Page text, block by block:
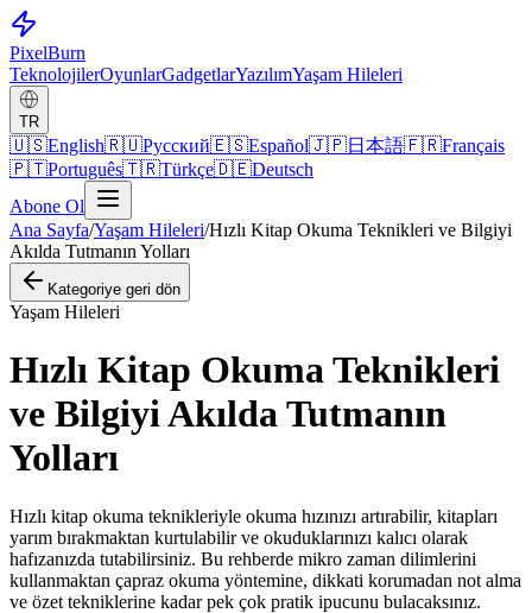
PixelBurn
TeknolojilerOyunlarGadgetlarYazılımYaşam Hileleri
TR
🇺🇸English🇷🇺Русский🇪🇸Español🇯🇵日本語🇫🇷Français
🇵🇹Português🇹🇷Türkçe🇩🇪Deutsch
Abone Ol
Ana Sayfa/Yaşam Hileleri/Hızlı Kitap Okuma Teknikleri ve Bilgiyi
Akılda Tutmanın Yolları
Kategoriye geri dön
Yaşam Hileleri
Hızlı Kitap Okuma Teknikleri
ve Bilgiyi Akılda Tutmanın
Yolları
Hızlı kitap okuma teknikleriyle okuma hızınızı artırabilir, kitapları
yarım bırakmaktan kurtulabilir ve okuduklarınızı kalıcı olarak
hafızanızda tutabilirsiniz. Bu rehberde mikro zaman dilimlerini
kullanmaktan çapraz okuma yöntemine, dikkati korumadan not alma
ve özet tekniklerine kadar pek çok pratik ipucunu bulacaksınız.